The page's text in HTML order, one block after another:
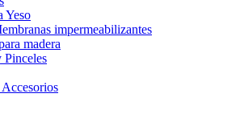
Yeso
impermeabilizantes
madera